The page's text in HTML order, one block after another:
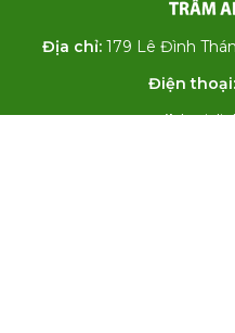
Địa chỉ: 179 Lê Đình
Điện thoại:
Email: